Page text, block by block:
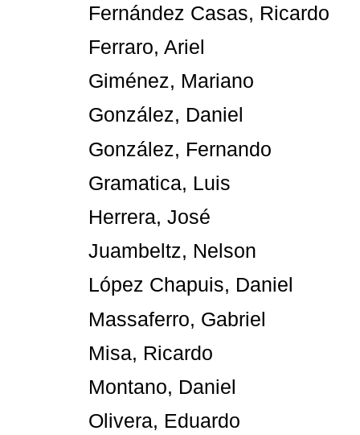
Fernández Casas, Ricardo
Ferraro, Ariel
Giménez, Mariano
González, Daniel
González, Fernando
Gramatica, Luis
Herrera, José
Juambeltz, Nelson
López Chapuis, Daniel
Massaferro, Gabriel
Misa, Ricardo
Montano, Daniel
Olivera, Eduardo